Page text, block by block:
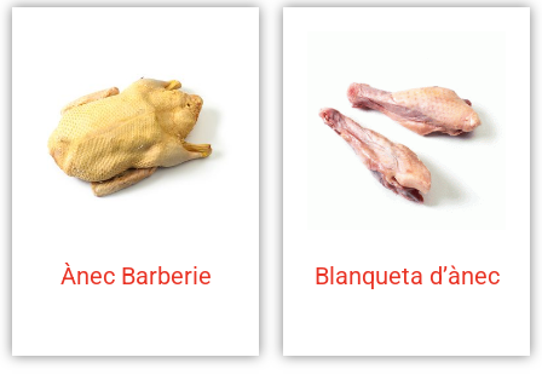
Ànec Barberie Blanqueta d’ànec